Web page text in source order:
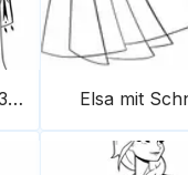
Die Eiskönigin 2 Elsa 3 683X1024 Elsa mit